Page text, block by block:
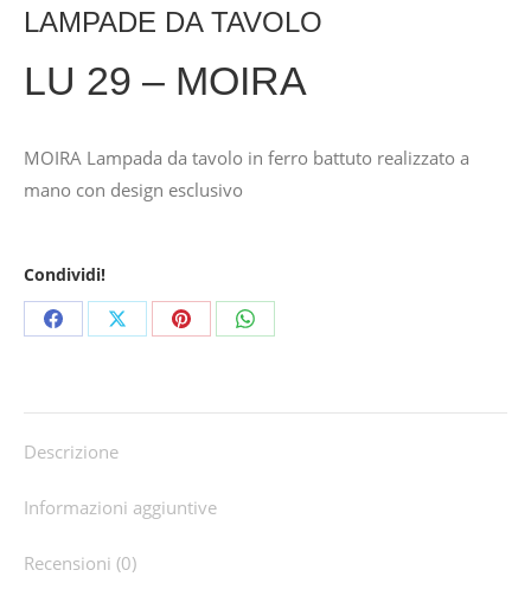
LAMPADE DA TAVOLO
LU 29 – MOIRA
MOIRA Lampada da tavolo in ferro battuto realizzato a
mano con design esclusivo
Condividi!
Share
Facebook
Share
X
Share
Pinterest
Share
WhatsApp
Descrizione
Informazioni aggiuntive
Recensioni (0)